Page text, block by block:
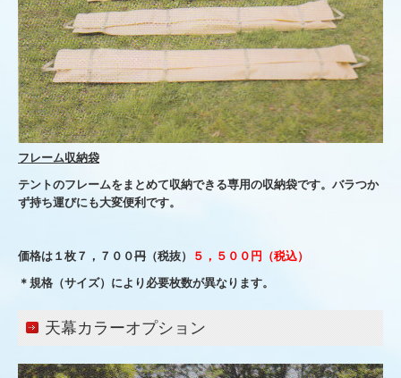
フレーム収納袋
テントのフレームをまとめて収納できる専用の収納袋です。バラつか
ず持ち運びにも大変便利です。
価格は１枚７，７００円 （税抜）
５，５００円（税込）
＊規格（サイズ）により必要枚数が異なります。
天幕カラーオプション